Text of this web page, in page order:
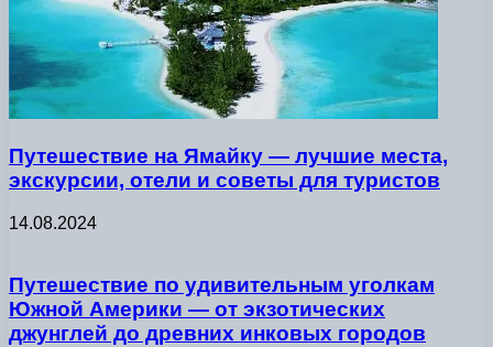
Путешествие на Ямайку — лучшие места,
экскурсии, отели и советы для туристов
14.08.2024
Путешествие по удивительным уголкам
Южной Америки — от экзотических
джунглей до древних инковых городов